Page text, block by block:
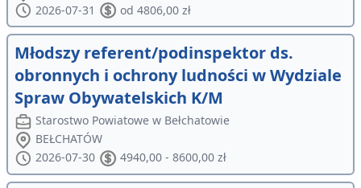
2026-07-31
od 4806,00 zł
Młodszy referent/podinspektor ds.
obronnych i ochrony ludności w Wydziale
Spraw Obywatelskich K/M
Starostwo Powiatowe w Bełchatowie
BEŁCHATÓW
2026-07-30
4940,00 - 8600,00 zł